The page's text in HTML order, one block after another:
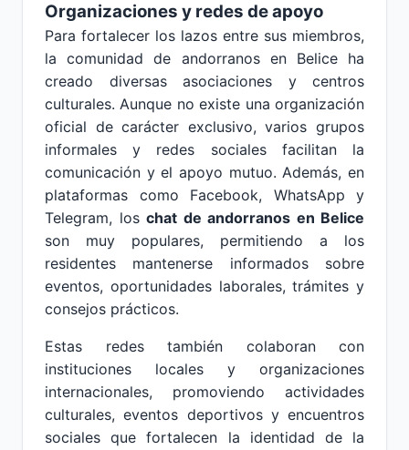
Organizaciones y redes de apoyo
Para fortalecer los lazos entre sus miembros,
la comunidad de andorranos en Belice ha
creado diversas asociaciones y centros
culturales. Aunque no existe una organización
oficial de carácter exclusivo, varios grupos
informales y redes sociales facilitan la
comunicación y el apoyo mutuo. Además, en
plataformas como Facebook, WhatsApp y
Telegram, los chat de andorranos en Belice
son muy populares, permitiendo a los
residentes mantenerse informados sobre
eventos, oportunidades laborales, trámites y
consejos prácticos.
Estas redes también colaboran con
instituciones locales y organizaciones
internacionales, promoviendo actividades
culturales, eventos deportivos y encuentros
sociales que fortalecen la identidad de la